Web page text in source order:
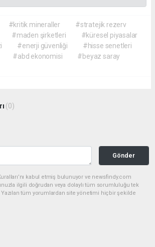
#kritik mineraller
#stratejik rezerv
#maden şirketleri
#küresel piyasalar
#enerji güvenliği
#hisse senetleri
#abd ekonomisi
#beyaz saray
(0)
Gönder
kabul etmiş bulunuyor ve newsfindy.com
ilgili doğrudan veya dolaylı tüm sorumluluğu tek
Yazılan tüm yorumlardan site yönetimi hiçbir şekilde